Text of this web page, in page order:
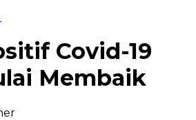
Covid-19
Membaik